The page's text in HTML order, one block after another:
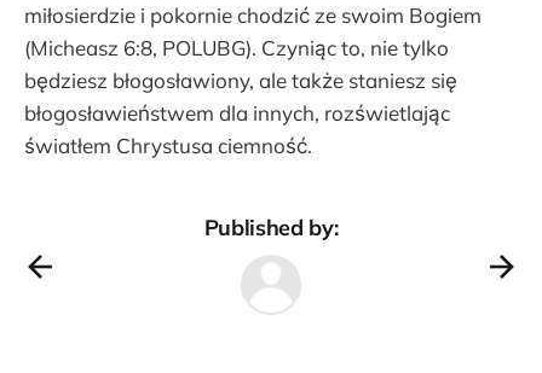
miłosierdzie i pokornie chodzić ze swoim Bogiem
(Micheasz 6:8, POLUBG). Czyniąc to, nie tylko
będziesz błogosławiony, ale także staniesz się
błogosławieństwem dla innych, rozświetlając
światłem Chrystusa ciemność.
Published by: